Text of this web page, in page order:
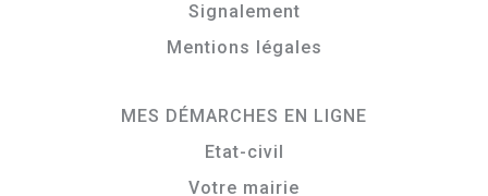
Signalement
Mentions légales
MES DÉMARCHES EN LIGNE
Etat-civil
Votre mairie